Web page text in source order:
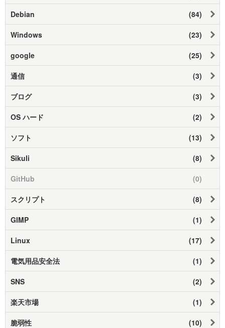
Debian (84)
Windows (23)
google (25)
通信 (3)
ブログ (3)
OS ハード (2)
ソフト (13)
Sikuli (8)
GitHub (0)
スクリプト (8)
GIMP (1)
Linux (17)
電気用品安全法 (1)
SNS (2)
楽天市場 (1)
脆弱性 (10)